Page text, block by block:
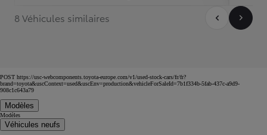
8 Véhicules similaires
POST https://usc-webcomponents.toyota-europe.com/v1/used-stock-cars/fr/fr?
brand=toyota&uscContext=used&uscEnv=production&vehicleForSaleId=7b1f334b-5fab-437c-a9d9-
908c1c643a79
Modèles
Modèles
Véhicules neufs